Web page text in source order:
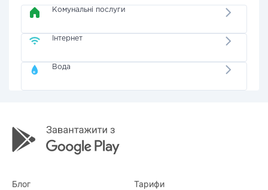
Комунальні послуги
Інтернет
Вода
Блог Тарифи